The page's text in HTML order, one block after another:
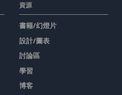
資源
書籍/幻燈片
設計/圖表
討論區
學習
博客